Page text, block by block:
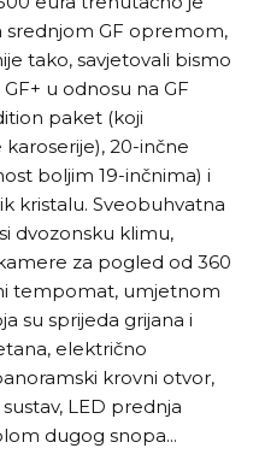
srednjom GF opremom,
tako, savjetovali bismo
u odnosu na GF
paket (koji
20-inčne
boljim 19-inčnima) i
kristalu. Sveobuhvatna
dvozonsku klimu,
za pogled od 360
tempomat, umjetnom
su sprijeda grijana i
električno
krovni otvor,
LED prednja
dugog snopa...